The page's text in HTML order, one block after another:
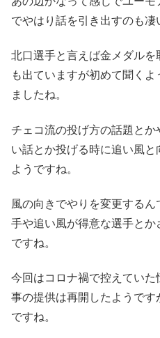
でやはり話を引き出すのも凄
北口選手と言えば金メダル
も出ていますが初めて聞く
ましたね。
チェコ流の投げ方の話題と
い話とか投げる時に追い風
ようですね。
風の向きでやりを変更する
手や追い風が得意な選手と
ですね。
今回はコロナ禍で控えてい
事の提供は再開したようです
ですね。